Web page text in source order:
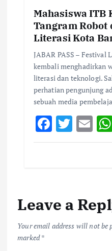
Mahasiswa ITB
Tangram Robot
Literasi Kota
JABAR PASS – Festival
kembali menghadirkan
literasi dan teknologi.
perhatian pengunjung
sebuah media
F
ac
o
k
T
w
E
m
Leave a
Your email address will not be
marked*